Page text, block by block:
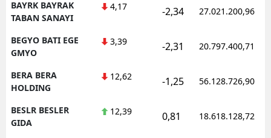
BAYRK BAYRAK
TABAN SANAYI
4,17 -2,34 27.021.200,96
BEGYO BATI EGE
GMYO
3,39 -2,31 20.797.400,71
BERA BERA
HOLDING
12,62 -1,25 56.128.726,90
BESLR BESLER
GIDA
12,39 0,81 18.618.128,72